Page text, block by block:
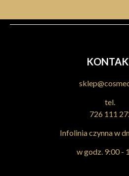
tel.
726 111
Infolinia czynna w
w godz. 9:00 -